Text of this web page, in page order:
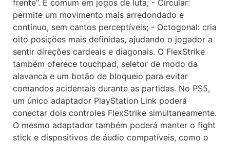
frente”. É comum em jogos de luta; - Circular:
permite um movimento mais arredondado e
contínuo, sem cantos perceptíveis; - Octogonal: cria
oito posições mais definidas, ajudando o jogador a
sentir direções cardeais e diagonais. O FlexStrike
também oferece touchpad, seletor de modo da
alavanca e um botão de bloqueio para evitar
comandos acidentais durante as partidas. No PS5,
um único adaptador PlayStation Link poderá
conectar dois controles FlexStrike simultaneamente.
O mesmo adaptador também poderá manter o fight
stick e dispositivos de áudio compatíveis, como o